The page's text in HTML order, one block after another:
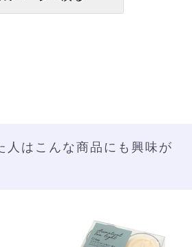
人はこんな商品にも興味が